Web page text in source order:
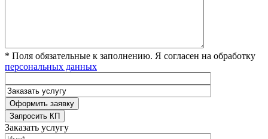
* Поля обязательные к заполнению. Я согласен на обработку
персональных данных
Заказать услугу